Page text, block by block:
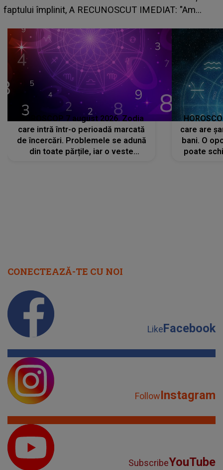
faptului împlinit, A RECUNOSCUT IMEDIAT: "Am
HOROSCOP 7 august 2026. Zodia
care intră într-o perioadă marcată
de încercări. Problemele se adună
din toate părțile, iar o veste
care are
bani. O
poate
CONECTEAZĂ-TE CU NOI
LikeFacebook
FollowInstagram
SubscribeYouTube